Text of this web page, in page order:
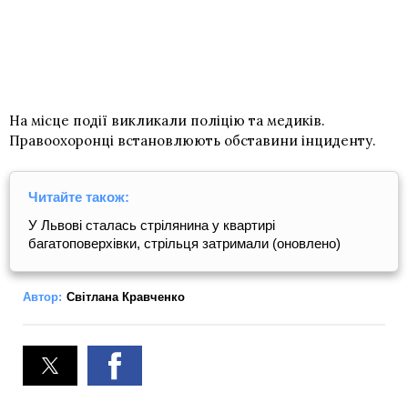
На місце події викликали поліцію та медиків.
Правоохоронці встановлюють обставини інциденту.
Читайте також:
У Львові сталась стрілянина у квартирі
багатоповерхівки, стрільця затримали (оновлено)
Автор: Світлана Кравченко